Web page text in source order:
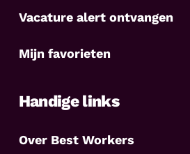
Vacature alert ontvangen
Mijn favorieten
Handige links
Over Best Workers